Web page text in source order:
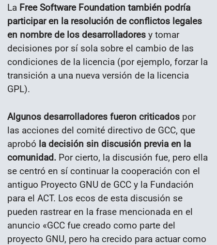
La Free Software Foundation también podría
participar en la resolución de conflictos legales
en nombre de los desarrolladores y tomar
decisiones por sí sola sobre el cambio de las
condiciones de la licencia (por ejemplo, forzar la
transición a una nueva versión de la licencia
GPL).
Algunos desarrolladores fueron criticados por
las acciones del comité directivo de GCC, que
aprobó la decisión sin discusión previa en la
comunidad. Por cierto, la discusión fue, pero ella
se centró en sí continuar la cooperación con el
antiguo Proyecto GNU de GCC y la Fundación
para el ACT. Los ecos de esta discusión se
pueden rastrear en la frase mencionada en el
anuncio «GCC fue creado como parte del
proyecto GNU, pero ha crecido para actuar como